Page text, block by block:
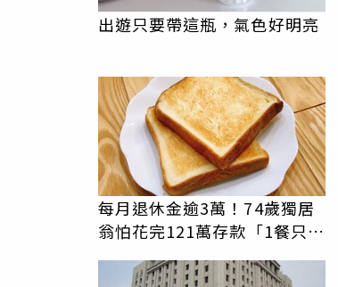
出遊只要帶這瓶，氣色好明亮
每月退休金逾3萬！74歲獨居
翁怕花完121萬存款「1餐只吃